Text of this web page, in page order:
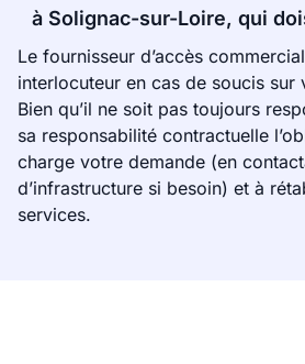
à Solignac-sur-Loire, qui
Le fournisseur d’accès
interlocuteur en cas de soucis sur
Bien qu’il ne soit pas toujours
sa responsabilité contractuelle
charge votre demande (en
d’infrastructure si besoin) et à
services.